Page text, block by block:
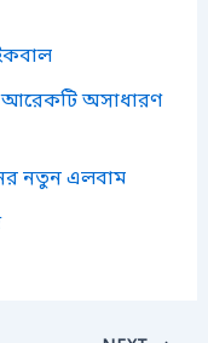
অসাধারণ
নতুন এলবাম